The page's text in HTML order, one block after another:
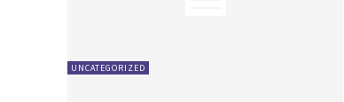
UNCATEGORIZED